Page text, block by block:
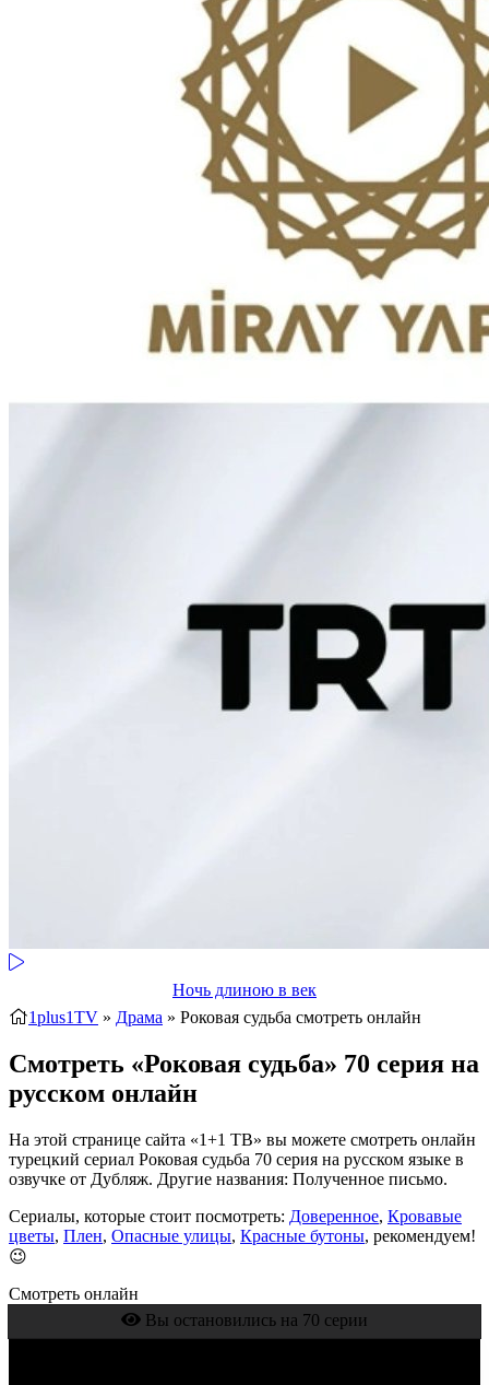
Ночь длиною в век
1plus1TV » Драма » Роковая судьба смотреть онлайн
Смотреть «Роковая судьба» 70 серия на
русском онлайн
На этой странице сайта «1+1 ТВ» вы можете смотреть онлайн
турецкий сериал Роковая судьба 70 серия на русском языке в
озвучке от Дубляж. Другие названия: Полученное письмо.
Сериалы, которые стоит посмотреть: Доверенное, Кровавые
цветы, Плен, Опасные улицы, Красные бутоны, рекомендуем!
😉
Смотреть онлайн
Вы остановились на 70 серии